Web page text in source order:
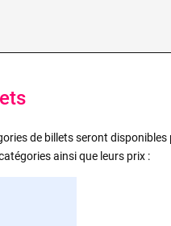
de billets seront disponibles
ainsi que leurs prix :